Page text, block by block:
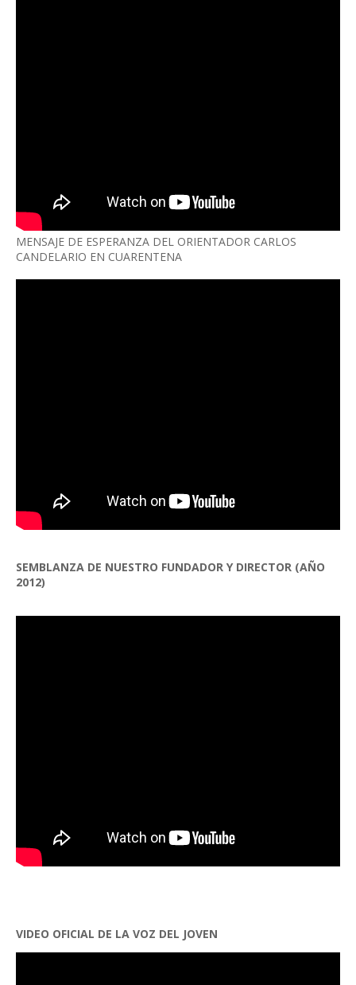
MENSAJE DE ESPERANZA DEL ORIENTADOR CARLOS
CANDELARIO EN CUARENTENA
SEMBLANZA DE NUESTRO FUNDADOR Y DIRECTOR (AÑO
2012)
VIDEO OFICIAL DE LA VOZ DEL JOVEN